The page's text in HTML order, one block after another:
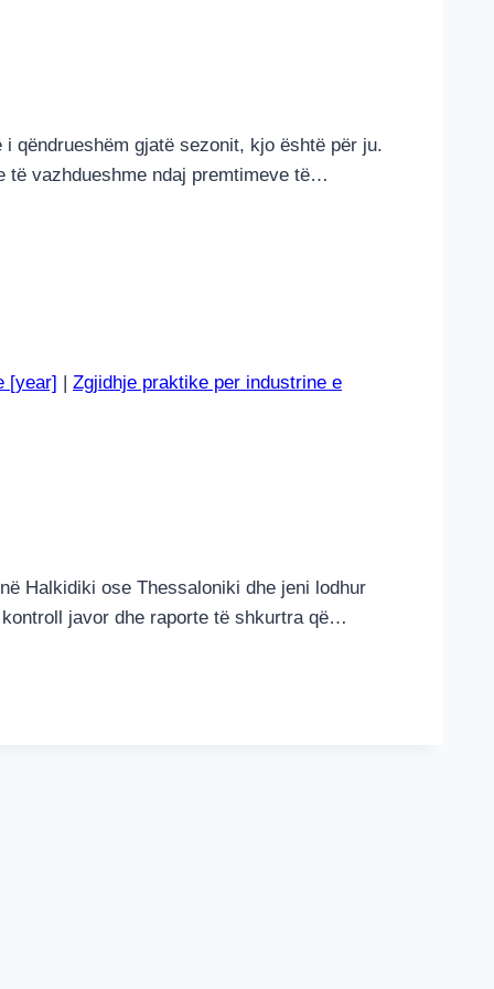
qëndrueshëm gjatë sezonit, kjo është për ju.
të vazhdueshme ndaj premtimeve të…
[year] | Zgjidhje praktike per industrine e
Halkidiki ose Thessaloniki dhe jeni lodhur
javor dhe raporte të shkurtra që…